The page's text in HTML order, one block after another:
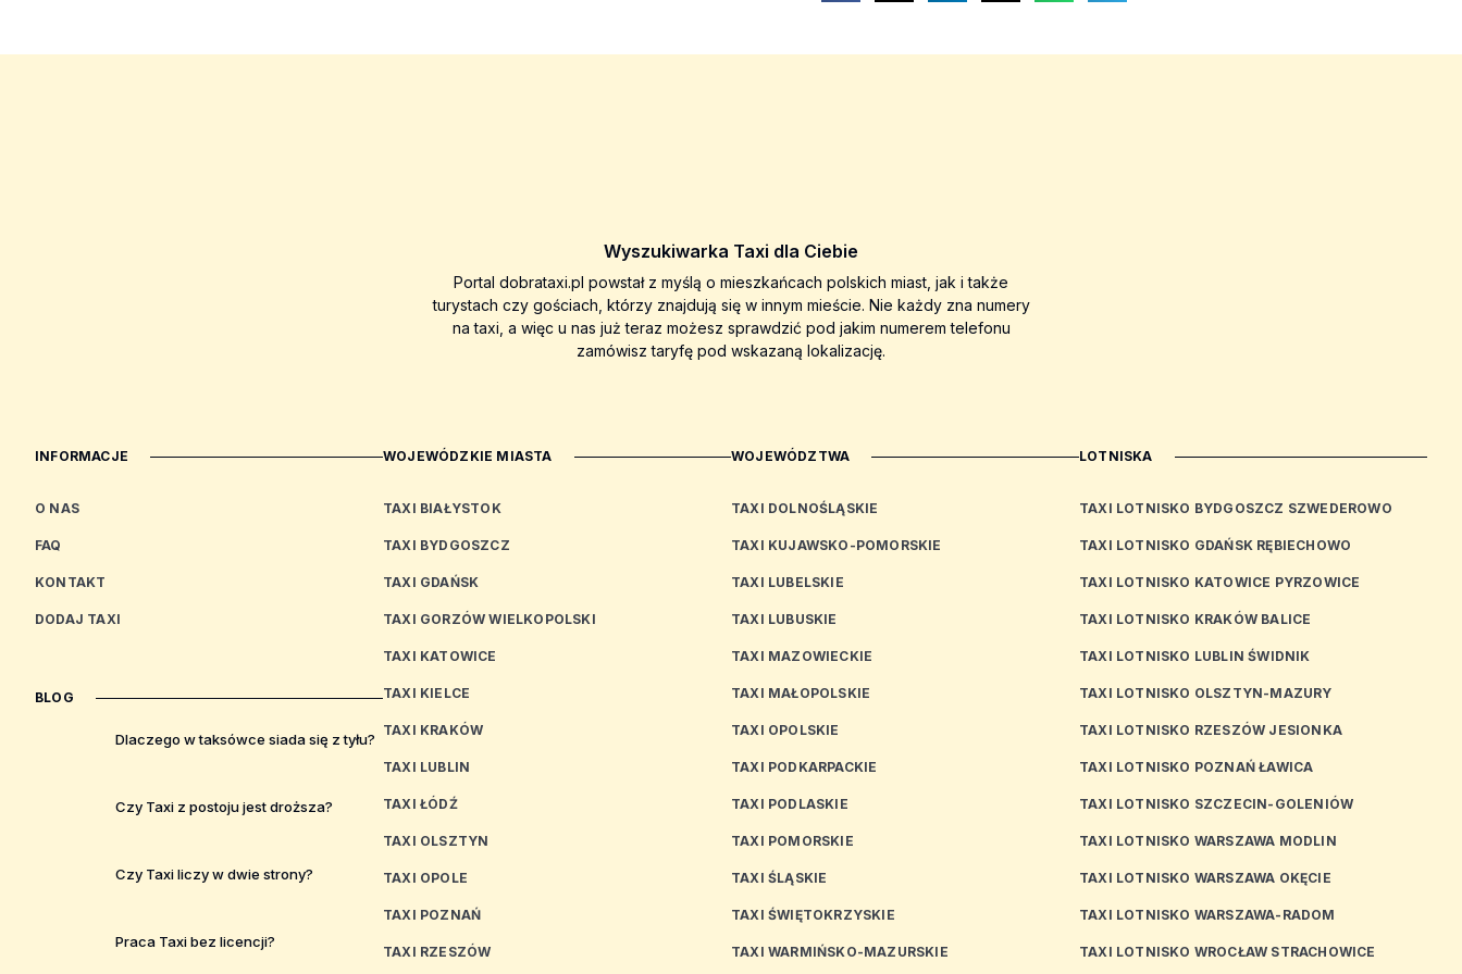
Wyszukiwarka Taxi dla Ciebie
Portal dobrataxi.pl powstał z myślą o mieszkańcach polskich miast, jak i także
turystach czy gościach, którzy znajdują się w innym mieście. Nie każdy zna numery
na taxi, a więc u nas już teraz możesz sprawdzić pod jakim numerem telefonu
zamówisz taryfę pod wskazaną lokalizację.
INFORMACJE
O NAS
FAQ
KONTAKT
DODAJ TAXI
BLOG
Dlaczego w taksówce siada się z tyłu?
Czy Taxi z postoju jest droższa?
Czy Taxi liczy w dwie strony?
Praca Taxi bez licencji?
WOJEWÓDZKIE MIASTA
TAXI BIAŁYSTOK
TAXI BYDGOSZCZ
TAXI GDAŃSK
TAXI GORZÓW WIELKOPOLSKI
TAXI KATOWICE
TAXI KIELCE
TAXI KRAKÓW
TAXI LUBLIN
TAXI ŁÓDŹ
TAXI OLSZTYN
TAXI OPOLE
TAXI POZNAŃ
TAXI RZESZÓW
WOJEWÓDZTWA
TAXI DOLNOŚLĄSKIE
TAXI KUJAWSKO-POMORSKIE
TAXI LUBELSKIE
TAXI LUBUSKIE
TAXI MAZOWIECKIE
TAXI MAŁOPOLSKIE
TAXI OPOLSKIE
TAXI PODKARPACKIE
TAXI PODLASKIE
TAXI POMORSKIE
TAXI ŚLĄSKIE
TAXI ŚWIĘTOKRZYSKIE
TAXI WARMIŃSKO-MAZURSKIE
LOTNISKA
TAXI LOTNISKO BYDGOSZCZ SZWEDEROWO
TAXI LOTNISKO GDAŃSK RĘBIECHOWO
TAXI LOTNISKO KATOWICE PYRZOWICE
TAXI LOTNISKO KRAKÓW BALICE
TAXI LOTNISKO LUBLIN ŚWIDNIK
TAXI LOTNISKO OLSZTYN-MAZURY
TAXI LOTNISKO RZESZÓW JESIONKA
TAXI LOTNISKO POZNAŃ ŁAWICA
TAXI LOTNISKO SZCZECIN-GOLENIÓW
TAXI LOTNISKO WARSZAWA MODLIN
TAXI LOTNISKO WARSZAWA OKĘCIE
TAXI LOTNISKO WARSZAWA-RADOM
TAXI LOTNISKO WROCŁAW STRACHOWICE